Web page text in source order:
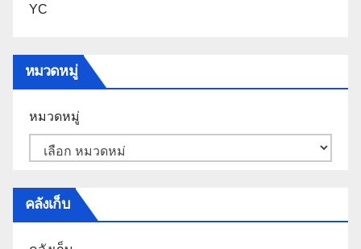
YC
หมวดหมู่
หมวดหมู่
คลังเก็บ